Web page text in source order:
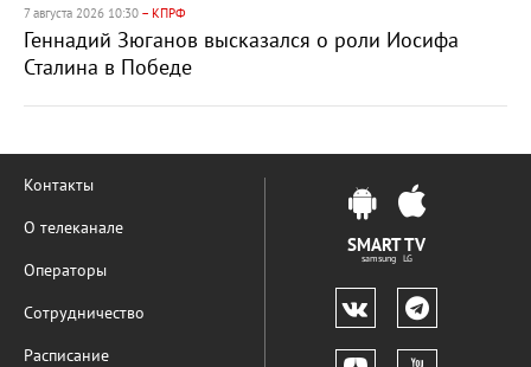
7 августа 2026 10:30 – КПРФ
Геннадий Зюганов высказался о роли Иосифа
Сталина в Победе
Контакты
О телеканале
Операторы
Сотрудничество
Расписание
SMART TV
samsung LG